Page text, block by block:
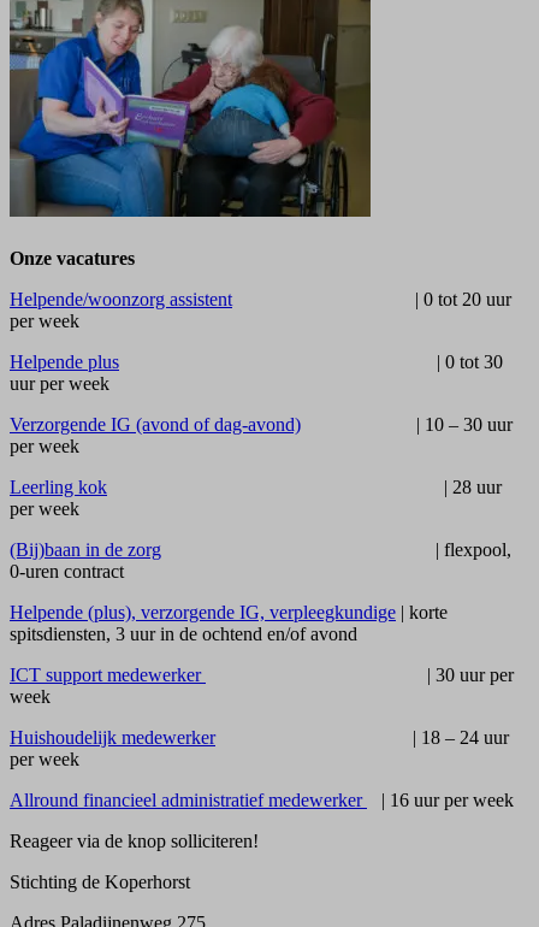
Onze vacatures
Helpende/woonzorg assistent | 0 tot 20 uur
per week
Helpende plus | 0 tot 30
uur per week
Verzorgende IG (avond of dag-avond) | 10 – 30 uur
per week
Leerling kok | 28 uur
per week
(Bij)baan in de zorg | flexpool,
0-uren contract
Helpende (plus), verzorgende IG, verpleegkundige | korte
spitsdiensten, 3 uur in de ochtend en/of avond
ICT support medewerker
| 30 uur per
week
Huishoudelijk medewerker| 18 – 24 uur
per week
Allround financieel administratief medewerker
| 16 uur per week
Reageer via de knop solliciteren!
Stichting de Koperhorst